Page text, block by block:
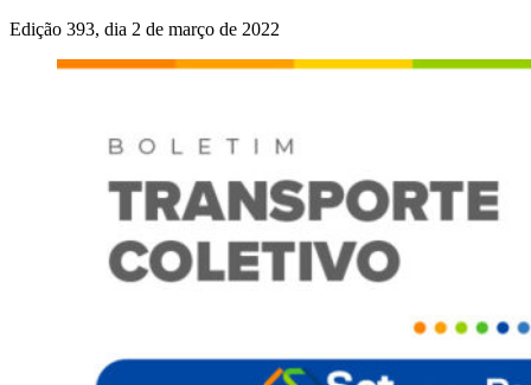
Edição 393, dia 2 de março de 2022